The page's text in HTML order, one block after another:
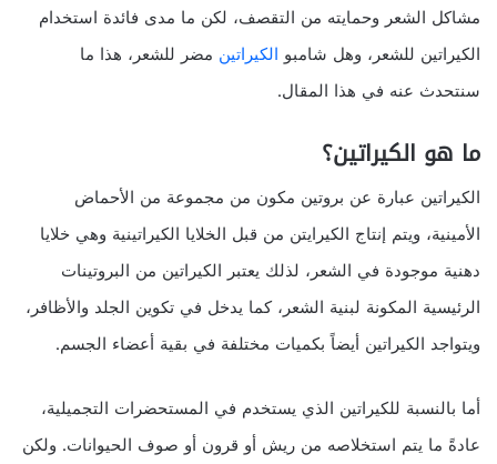
مشاكل الشعر وحمايته من التقصف، لكن ما مدى فائدة استخدام
الكيراتين للشعر، وهل شامبوالكيراتين مضر للشعر، هذا ما
سنتحدث عنه في هذا المقال.
ما هو الكيراتين؟
الكيراتين عبارة عن بروتين مكون من مجموعة من الأحماض
الأمينية، ويتم إنتاج الكيرايتن من قبل الخلايا الكيراتينية وهي خلايا
دهنية موجودة في الشعر، لذلك يعتبر الكيراتين من البروتينات
الرئيسية المكونة لبنية الشعر، كما يدخل في تكوين الجلد والأظافر،
ويتواجد الكيراتين أيضاً بكميات مختلفة في بقية أعضاء الجسم.
أما بالنسبة للكيراتين الذي يستخدم في المستحضرات التجميلية،
عادةً ما يتم استخلاصه من ريش أو قرون أو صوف الحيوانات. ولكن